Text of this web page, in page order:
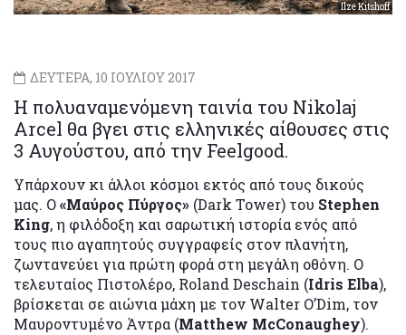
Ilze Kitshoff
ΔΕΥΤΕΡΑ, 10 ΙΟΥΛΙΟΥ 2017
Η πολυαναμενόμενη ταινία του Nikolaj
Arcel θα βγει στις ελληνικές αίθουσες στις
3 Αυγούστου, από την Feelgood.
Υπάρχουν κι άλλοι κόσμοι εκτός από τους δικούς
μας. Ο«Μαύρος Πύργος» (Dark Tower) του Stephen
King, η φιλόδοξη και σαρωτική ιστορία ενός από
τους πιο αγαπητούς συγγραφείς στον πλανήτη,
ζωντανεύει για πρώτη φορά στη μεγάλη οθόνη. Ο
τελευταίος Πιστολέρο, Roland Deschain (Idris Elba),
βρίσκεται σε αιώνια μάχη με τον Walter O’Dim, τον
Μαυροντυμένο Άντρα (Matthew McConaughey).